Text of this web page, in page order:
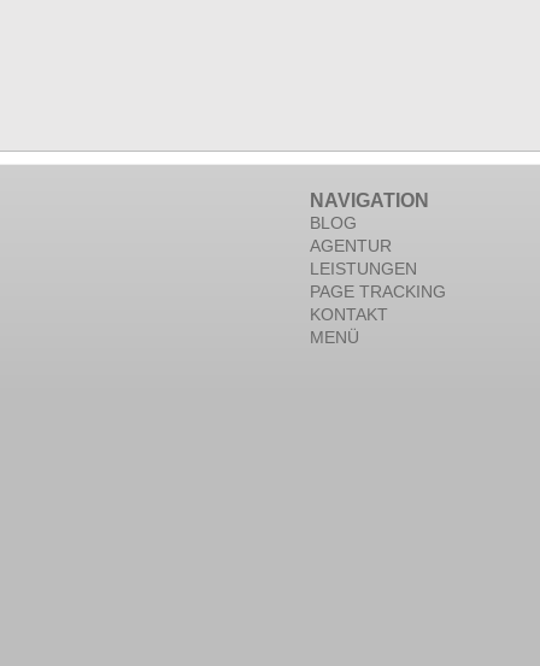
NAVIGATION
BLOG
AGENTUR
LEISTUNGEN
PAGE TRACKING
KONTAKT
MENÜ